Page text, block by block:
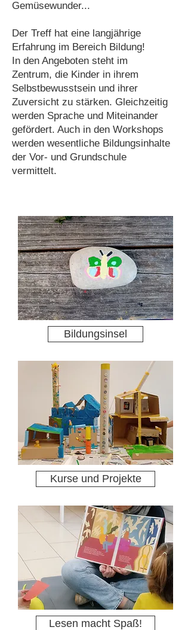
Gemüsewunder...
Der Treff hat eine langjährige
Erfahrung im Bereich Bildung!
In den Angeboten steht im
Zentrum, die Kinder in ihrem
Selbstbewusstsein und ihrer
Zuversicht zu stärken. Gleichzeitig
werden Sprache und Miteinander
gefördert. Auch in den Workshops
werden wesentliche Bildungsinhalte
der Vor- und Grundschule
vermittelt.
Bildungsinsel
Kurse und Projekte
Lesen macht Spaß!